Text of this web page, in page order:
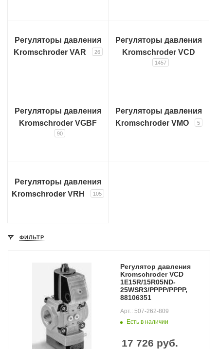
Регуляторы давления
Kromschroder VAR
26
Регуляторы давления
Kromschroder VCD
1457
Регуляторы давления
Kromschroder VGBF
90
Регуляторы давления
Kromschroder VMO
5
Регуляторы давления
Kromschroder VRH
105
ФИЛЬТР
Регулятор давления
Kromschroder VCD
1E15R/15R05ND-
25WSR3/PPPP/PPPP,
88106351
Есть в наличии
Арт.: 507-262-809
17 726 руб.